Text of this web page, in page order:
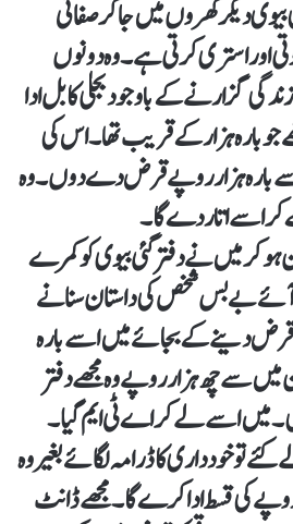
دیگر گھروں میں جاکر صفائی
اور استری کرتی ہے۔ وہ دونوں
گزارنے کے باوجود بجلی کا بل ادا
بارہ ہزار کے قریب تھا۔ اس کی
بارہ ہزار روپے قرض دے دوں۔ وہ
کر اسے اتاردے گا۔
میں نے دفتر گئی بیوی کو کمرے
بے بس شخص کی داستان سنانے
دینے کے بجائے میں اسے بارہ
سے چھ ہزار روپے وہ مجھے دفتر
اسے لے کر اے ٹی ایم گیا۔
تو خودداری کا ڈرامہ لگائے بغیر وہ
روپے کی قسط ادا کرے گا۔ مجھے ڈانٹ